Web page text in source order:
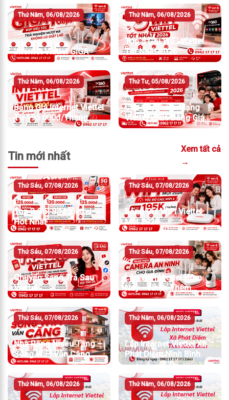
Thứ Năm, 06/08/2026
Internet Viettel GIGA
Thứ Năm, 06/08/2026
Top 5 Gói WiFi Viettel
Tốt Nhất 2026
Thứ Năm, 06/08/2026
Bảng Giá Internet Viettel
Từ 195.000đ/Tháng
Thứ Tư, 05/08/2026
Các Gói Cước Mạng
Viettel 2026 Bảng Giá
Chi Tiết Và Cách Chọn
Tin mới nhất
Xem tất cả
→
Thứ Sáu, 07/08/2026
Top 3 Gói SIM Viettel
Hot Nhất
Thứ Sáu, 07/08/2026
Bảng Giá WiFi Viettel
Mới 2026
Thứ Sáu, 07/08/2026
Chuyển Sang Trả Sau
Viettel
Thứ Sáu, 07/08/2026
Lắp WiFi Viettel Hôm
Nay – Nhận Thêm
Camera An Ninh
Thứ Sáu, 07/08/2026
Nhà Rộng Nhiều Tầng –
Sóng WiFi Vẫn Căng
Thứ Năm, 06/08/2026
Lắp Internet Viettel Xã
Phát Diệm Ninh Bình
Thứ Năm, 06/08/2026 Thứ Năm, 06/08/2026